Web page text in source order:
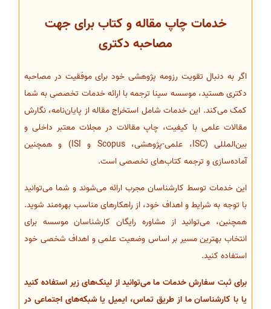
خدمات چاپ مقاله و کتاب برای جهت
مصاحبه دکتری
اگر به دنبال تقویت رزومه پژوهشی خود برای موفقیت در مصاحبه
دکتری هستید، موسسه سینا ترجمه با ارائه خدمات تخصصی به شما
کمک می‌کند. این خدمات شامل استخراج مقاله از پایان‌نامه، نگارش
مقالات علمی با کیفیت، چاپ مقالات در مجلات معتبر داخلی و
بین‌المللی (ISC، علمی-پژوهشی، Scopus و ISI) و همچنین
آماده‌سازی و ترجمه کتاب‌های تخصصی است.
این خدمات توسط کارشناسان مجرب ارائه می‌شوند و شما می‌توانید
با توجه به شرایط و اهداف خود، از راهکارهای مناسب بهره‌مند شوید.
همچنین، می‌توانید از مشاوره رایگان کارشناسان موسسه برای
انتخاب بهترین مسیر بر اساس وضعیت علمی و اهداف شخصی خود
استفاده کنید.
برای ثبت سفارش خدمات ما می‌توانید از لینک‌های زیر استفاده کنید
یا با کارشناسان ما از طریق تماس، ایمیل یا شبکه‌های اجتماعی در